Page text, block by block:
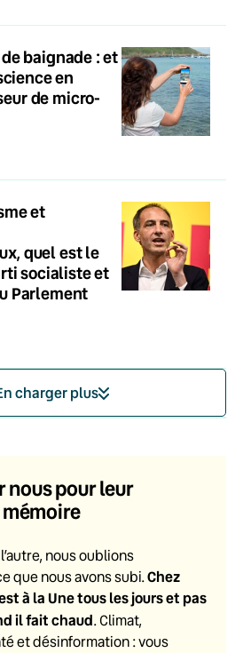
baignade : et
en
de micro-
et
quel est le
socialiste et
Parlement
charger plus
nous pour leur
nous oublions
que nous avons subi.Chez
à la Une tous les jours et pas
il fait chaud. Climat,
et désinformation : vous